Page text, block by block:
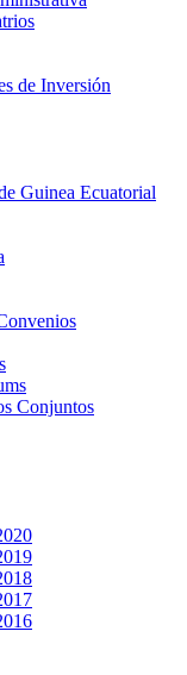
de Inversión
Guinea Ecuatorial
Conjuntos